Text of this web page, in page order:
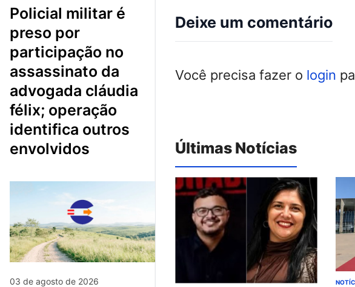
policial militar é
preso por
participação no
assassinato da
advogada cláudia
félix; operação
identifica outros
envolvidos
03 de agosto de 2026
Deixe um comentário
Você precisa fazer o login
Últimas Notícias